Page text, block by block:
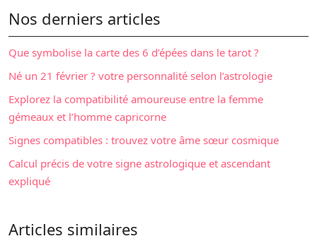
Nos derniers articles
Que symbolise la carte des 6 d’épées dans le tarot ?
Né un 21 février ? votre personnalité selon l’astrologie
Explorez la compatibilité amoureuse entre la femme
gémeaux et l’homme capricorne
Signes compatibles : trouvez votre âme sœur cosmique
Calcul précis de votre signe astrologique et ascendant
expliqué
Articles similaires